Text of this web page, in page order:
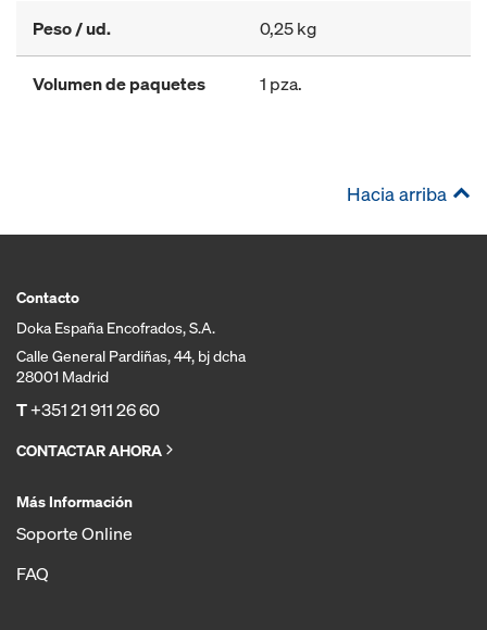
Peso / ud. 0,25 kg
Volumen de paquetes 1 pza.
Hacia arriba
Contacto
Doka España Encofrados, S.A.
Calle General Pardiñas, 44, bj dcha
28001 Madrid
T+351 21 911 26 60
CONTACTAR AHORA
Más Información
Soporte Online
FAQ